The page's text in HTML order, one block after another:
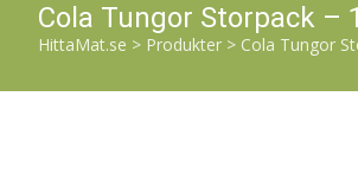
Cola Tungor Storpack –
HittaMat.se > Produkter > Cola Tungor